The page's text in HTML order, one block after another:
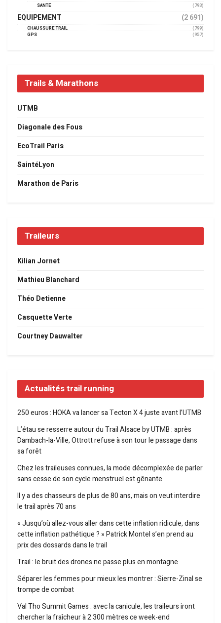
SANTÉ
(793)
EQUIPEMENT (2 691)
CHAUSSURE TRAIL
(799)
GPS
(957)
Trails & Marathons
UTMB
Diagonale des Fous
EcoTrail Paris
SaintéLyon
Marathon de Paris
Traileurs
Kilian Jornet
Mathieu Blanchard
Théo Detienne
Casquette Verte
Courtney Dauwalter
Actualités trail running
250 euros : HOKA va lancer sa Tecton X 4 juste avant l’UTMB
L’étau se resserre autour du Trail Alsace by UTMB : après
Dambach-la-Ville, Ottrott refuse à son tour le passage dans
sa forêt
Chez les traileuses connues, la mode décomplexée de parler
sans cesse de son cycle menstruel est gênante
Il y a des chasseurs de plus de 80 ans, mais on veut interdire
le trail après 70 ans
« Jusqu’où allez-vous aller dans cette inflation ridicule, dans
cette inflation pathétique ? » Patrick Montel s’en prend au
prix des dossards dans le trail
Trail : le bruit des drones ne passe plus en montagne
Séparer les femmes pour mieux les montrer : Sierre-Zinal se
trompe de combat
Val Tho Summit Games : avec la canicule, les traileurs iront
chercher la fraîcheur à 2 300 mètres ce week-end